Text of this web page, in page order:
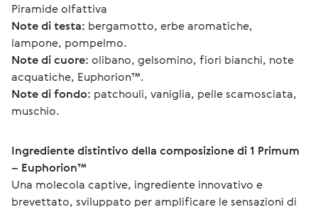
Piramide olfattiva
Note di testa: bergamotto, erbe aromatiche,
lampone, pompelmo.
Note di cuore: olibano, gelsomino, fiori bianchi, note
acquatiche, Euphorion™.
Note di fondo: patchouli, vaniglia, pelle scamosciata,
muschio.
Ingrediente distintivo della composizione di 1 Primum
– Euphorion™
Una molecola captive, ingrediente innovativo e
brevettato, sviluppato per amplificare le sensazioni di